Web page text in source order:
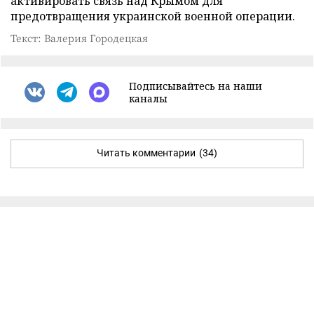
предотвращения украинской военной операции.
Текст: Валерия Городецкая
Подписывайтесь на наши
каналы
Читать комментарии (34)